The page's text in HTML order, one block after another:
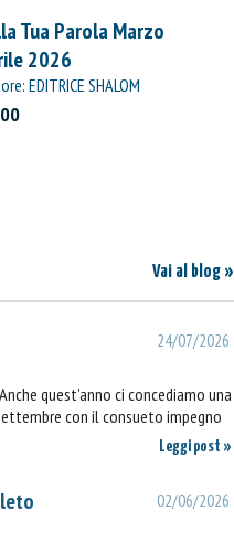
Tua Parola Marzo
2026
EDITRICE SHALOM
Vai al blog »
24/07/2026
quest'anno ci concediamo una
con il consueto impegno
Leggi post »
02/06/2026